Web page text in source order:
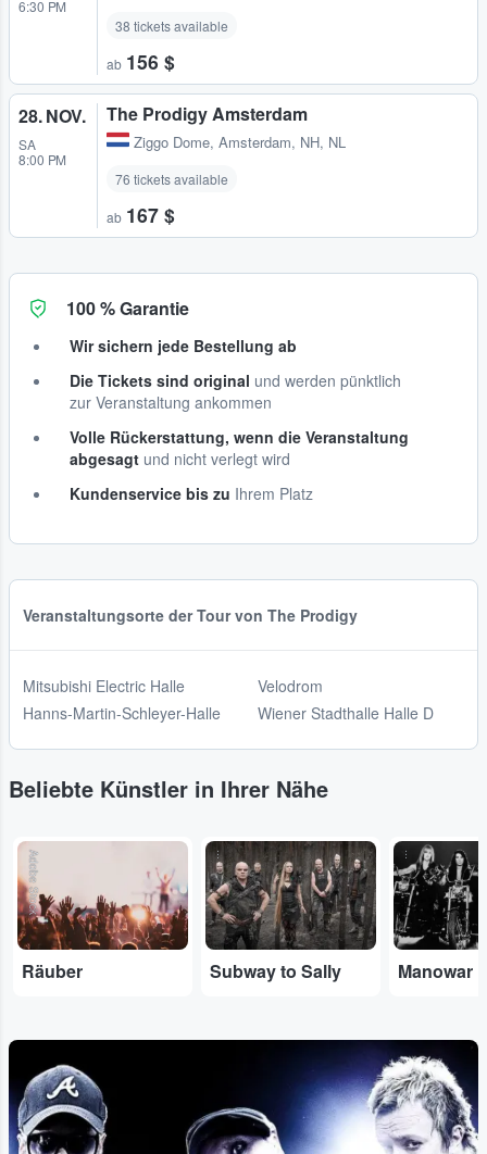
6:30 PM
38 tickets available
ab 156 $
28. NOV.
SA
8:00 PM
The Prodigy Amsterdam
Ziggo Dome, Amsterdam, NH, NL
76 tickets available
ab 167 $
100 % Garantie
Wir sichern jede Bestellung ab
Die Tickets sind original und werden pünktlich
zur Veranstaltung ankommen
Volle Rückerstattung, wenn die Veranstaltung
abgesagt und nicht verlegt wird
Kundenservice bis zu Ihrem Platz
Veranstaltungsorte der Tour von The Prodigy
Mitsubishi Electric Halle
Hanns-Martin-Schleyer-Halle
Velodrom
Wiener Stadthalle Halle D
Beliebte Künstler in Ihrer Nähe
Adobe Stock
Räuber
...
Subway to Sally
...
Manowar